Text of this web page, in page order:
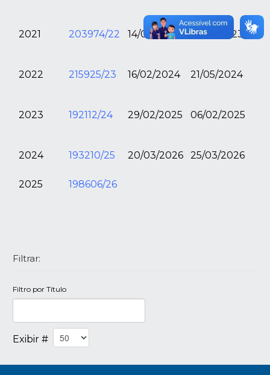
2021 203974/22 14/02/2023 14/02/2023
2022 215925/23 16/02/2024 21/05/2024
2023 192112/24 29/02/2025 06/02/2025
2024 193210/25 20/03/2026 25/03/2026
2025 198606/26
Filtrar:
Filtro por Título
Exibir #